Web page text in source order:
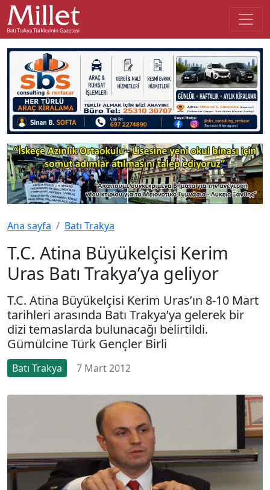
Ana sayfa Batı Trakya
T.C. Atina Büyükelçisi Kerim
Uras Batı Trakya’ya geliyor
T.C. Atina Büyükelçisi Kerim Uras’ın 8-10 Mart
tarihleri arasında Batı Trakya’ya gelerek bir
dizi temaslarda bulunacağı belirtildi.
Gümülcine Türk Gençler Birli
Batı Trakya 7 Mart 2012